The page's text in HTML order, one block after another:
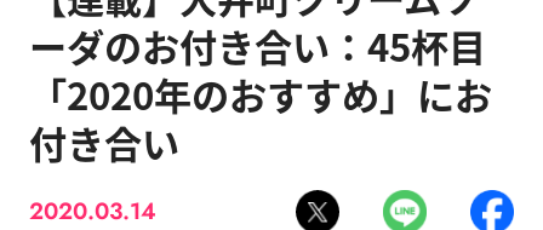
ーダのお付き合い：45杯目
「2020年のおすすめ」にお
付き合い
2020.03.14